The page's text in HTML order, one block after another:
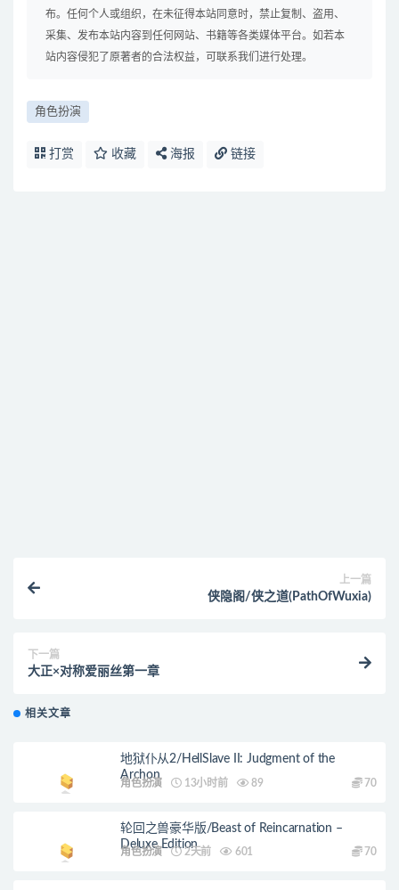
布。任何个人或组织，在未征得本站同意时，禁止复制、盗用、
采集、发布本站内容到任何网站、书籍等各类媒体平台。如若本
站内容侵犯了原著者的合法权益，可联系我们进行处理。
角色扮演
打赏 收藏 海报 链接
上一篇
侠隐阁/侠之道(PathOfWuxia)
下一篇
大正×对称爱丽丝第一章
相关文章
地狱仆从2/HellSlave II: Judgment of the
Archon
角色扮演 13小时前 89 70
轮回之兽豪华版/Beast of Reincarnation –
Deluxe Edition
角色扮演 2天前 601 70